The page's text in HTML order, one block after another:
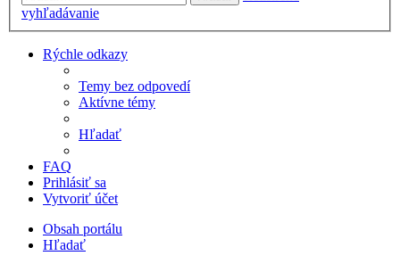
vyhľadávanie
Rýchle odkazy
Temy bez odpovedí
Aktívne témy
Hľadať
FAQ
Prihlásiť sa
Vytvoriť účet
Obsah portálu
Hľadať